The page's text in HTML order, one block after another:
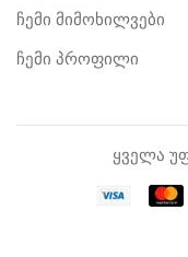
ჩემი მიმოხილვები
ჩემი პროფილი
ყველა